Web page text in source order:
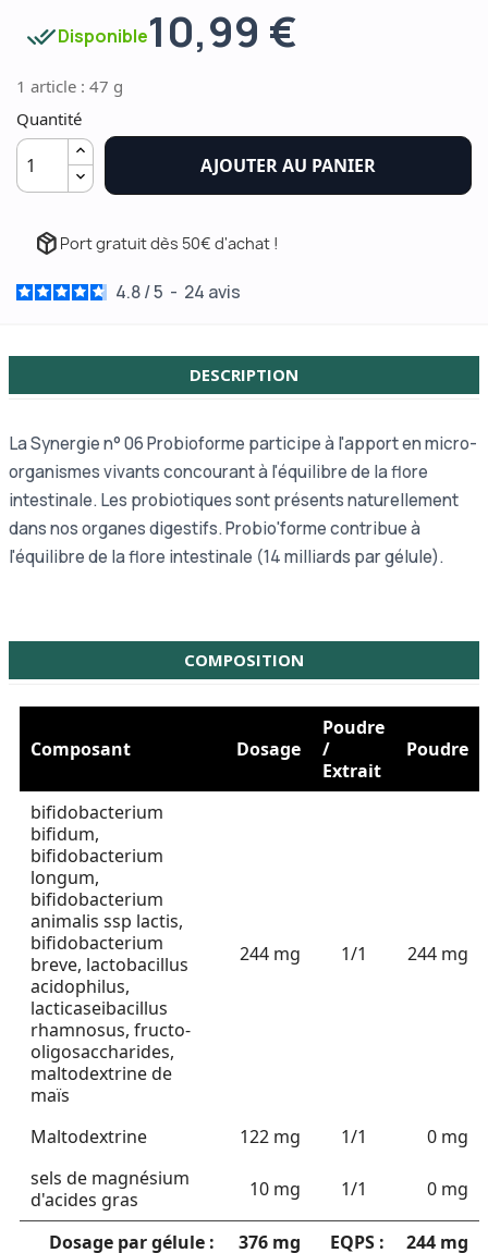
done_allDisponible10,99 €
1 article : 47 g
Quantité
AJOUTER AU PANIER
package_2 Port gratuit dès 50€ d'achat !
4.8/5 - 24 avis
DESCRIPTION
La Synergie n° 06 Probioforme participe à l'apport en micro-
organismes vivants concourant à l'équilibre de la flore
intestinale. Les probiotiques sont présents naturellement
dans nos organes digestifs. Probio'forme contribue à
l'équilibre de la flore intestinale (14 milliards par gélule).
COMPOSITION
Composant Dosage
Poudre
/
Extrait
Poudre
bifidobacterium
bifidum,
bifidobacterium
longum,
bifidobacterium
animalis ssp lactis,
bifidobacterium
breve, lactobacillus
acidophilus,
lacticaseibacillus
rhamnosus, fructo-
oligosaccharides,
maltodextrine de
maïs
244 mg 1/1 244 mg
Maltodextrine 122 mg 1/1
0 mg
sels de magnésium
d'acides gras
10 mg 1/1 0 mg
Dosage par gélule : 376 mg EQPS : 244 mg